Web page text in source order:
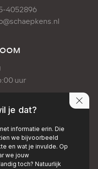
4052896
uur
je dat?
informatie erin. Die
we bijvoorbeeld
en wat je invulde. Op
we jouw
toch? Natuurlijk